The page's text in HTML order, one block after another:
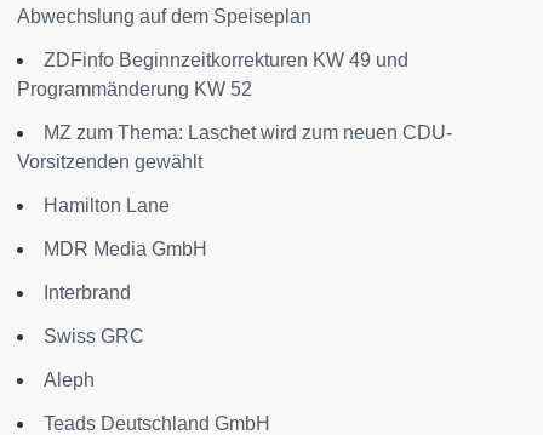
Abwechslung auf dem Speiseplan
ZDFinfo Beginnzeitkorrekturen KW 49 und
Programmänderung KW 52
MZ zum Thema: Laschet wird zum neuen CDU-
Vorsitzenden gewählt
Hamilton Lane
MDR Media GmbH
Interbrand
Swiss GRC
Aleph
Teads Deutschland GmbH